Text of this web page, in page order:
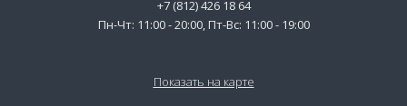
+7 (812) 426 18 64
Пн-Чт: 11:00 - 20:00, Пт-Вс: 11:00 - 19:00
Показать на карте